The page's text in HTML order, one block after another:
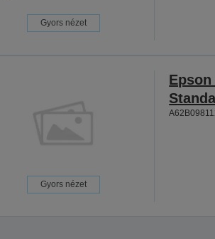
Gyors nézet
Gyors nézet
Epson